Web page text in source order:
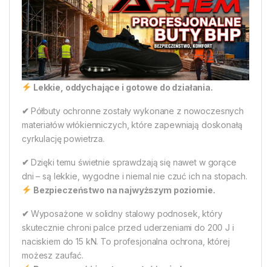
Lekkie, oddychające i gotowe do działania.
✔ Półbuty ochronne zostały wykonane z nowoczesnych
materiałów włókienniczych, które zapewniają doskonałą
cyrkulację powietrza.
✔ Dzięki temu świetnie sprawdzają się nawet w gorące
dni – są lekkie, wygodne i niemal nie czuć ich na stopach.
Bezpieczeństwo na najwyższym poziomie.
✔ Wyposażone w solidny stalowy podnosek, który
skutecznie chroni palce przed uderzeniami do 200 J i
naciskiem do 15 kN. To profesjonalna ochrona, której
możesz zaufać.